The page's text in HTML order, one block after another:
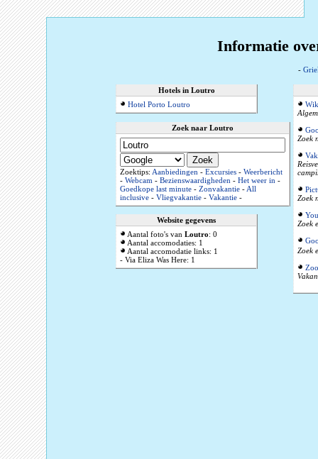
Informatie
-
Hotels in Loutro
Hotel Porto Loutro
Zoek naar Loutro
Zoektips: Aanbiedingen - Excursies - Weerbericht
- Webcam - Bezienswaardigheden - Het weer in -
Goedkope last minute - Zonvakantie -All
inclusive - Vliegvakantie - Vakantie -
Website gegevens
Aantal foto's van Loutro: 0
Aantal accomodaties: 1
Aantal accomodatie links: 1
- Via Eliza Was Here: 1
Zoek
Zoek
Zoek
Zoek